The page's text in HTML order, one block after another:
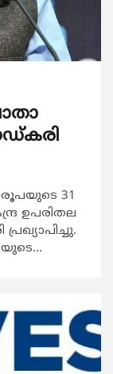
രൂപയുടെ 31
ഉപരിതല